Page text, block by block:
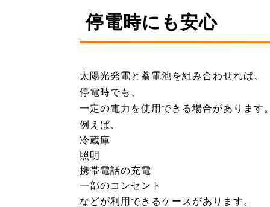
停電時にも安心
太陽光発電と蓄電池を組み合わせれば、
停電時でも、
一定の電力を使用できる場合があります。
例えば、
冷蔵庫
照明
携帯電話の充電
一部のコンセント
などが利用できるケースがあります。